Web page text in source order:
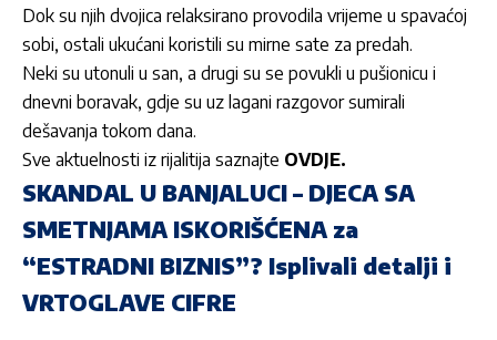
Dok su njih dvojica relaksirano provodila vrijeme u spavaćoj
sobi, ostali ukućani koristili su mirne sate za predah.
Neki su utonuli u san, a drugi su se povukli u pušionicu i
dnevni boravak, gdje su uz lagani razgovor sumirali
dešavanja tokom dana.
Sve aktuelnosti iz rijalitija saznajte OVDJE.
SKANDAL U BANJALUCI – DJECA SA
SMETNJAMA ISKORIŠĆENA za
“ESTRADNI BIZNIS”? Isplivali detalji i
VRTOGLAVE CIFRE